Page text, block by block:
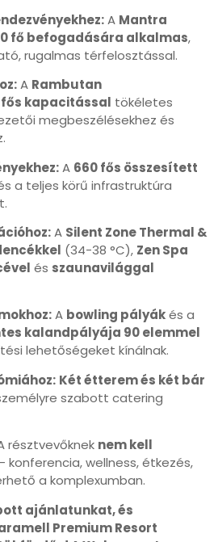
A Mantra
fő befogadására alkalmas,
rugalmas térfelosztással.
A Rambutan
kapacitással tökéletes
megbeszélésekhez és
A 660 fős összesített
a teljes körű infrastruktúra
A Silent Zone Thermal &
(34-38 °C), Zen Spa
és szaunavilággal
A bowling pályákés a
kalandpályája 90 elemmel
lehetőségeket kínálnak.
Két étterem és két bár
szabott catering
résztvevőknek nem kell
konferencia, wellness, étkezés,
a komplexumban.
ajánlatunkat, és
Premium Resort